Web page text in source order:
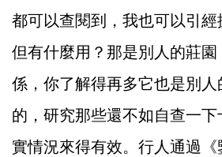
都可以查閱到，我也可以引經
但有什麼用？那是別人的莊園
係，你了解得再多它也是別人
的，研究那些還不如自查一
實情況來得有效。行人通過《